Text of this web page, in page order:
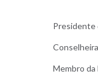
Presidente
Membro da